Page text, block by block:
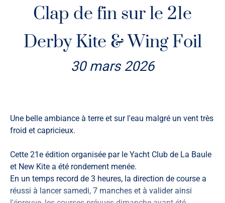
2 - FELIX 7, DRA, Samuel Prietz
3 - CLOUD NINE, DRA, Mikael Mahé
Clap de fin sur le 21e
Derby Kite & Wing Foil
30 mars 2026
Une belle ambiance à terre et sur l'eau malgré un vent très
froid et capricieux.
Cette 21e édition organisée par le Yacht Club de La Baule
et New Kite a été rondement menée.
En un temps record de 3 heures, la direction de course a
réussi à lancer samedi, 7 manches et à valider ainsi